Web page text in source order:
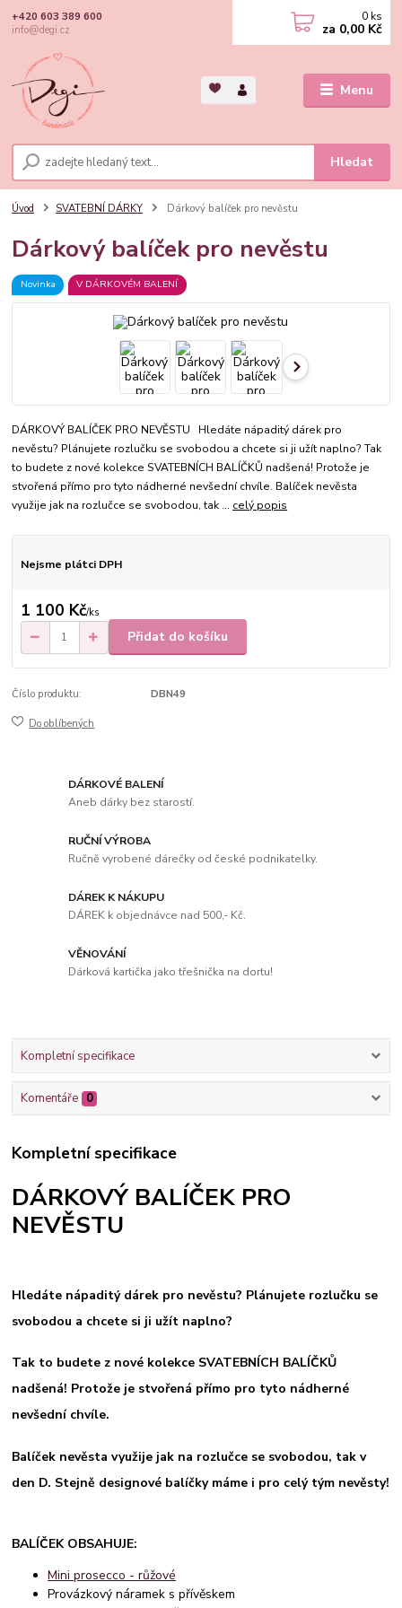
Menu
Hledat
+420 603 389 600
info@degi.cz
0 ks
za 0,00 Kč
Úvod SVATEBNÍ DÁRKY Dárkový balíček pro nevěstu
Dárkový balíček pro nevěstu
Novinka V DÁRKOVÉM BALENÍ
DÁRKOVÝ BALÍČEK PRO NEVĚSTU Hledáte nápaditý dárek pro
nevěstu? Plánujete rozlučku se svobodou a chcete si ji užít naplno? Tak
to budete z nové kolekce SVATEBNÍCH BALÍČKŮ nadšená! Protože je
stvořená přímo pro tyto nádherné nevšední chvíle. Balíček nevěsta
využije jak na rozlučce se svobodou, tak ... celý popis
Nejsme plátci DPH
1 100 Kč/ks
Přidat do košíku
Číslo produktu: DBN49
Do oblíbených
DÁRKOVÉ BALENÍ
Aneb dárky bez starostí.
RUČNÍ VÝROBA
Ručně vyrobené dárečky od české podnikatelky.
DÁREK K NÁKUPU
DÁREK k objednávce nad 500,- Kč.
VĚNOVÁNÍ
Dárková kartička jako třešnička na dortu!
Kompletní specifikace
Komentáře 0
Kompletní specifikace
DÁRKOVÝ BALÍČEK PRO
NEVĚSTU
Hledáte nápaditý dárek pro nevěstu? Plánujete rozlučku se
svobodou a chcete si ji užít naplno?
Tak to budete z nové kolekce SVATEBNÍCH BALÍČKŮ
nadšená! Protože je stvořená přímo pro tyto nádherné
nevšední chvíle.
Balíček nevěsta využije jak na rozlučce se svobodou, tak v
den D. Stejně designové balíčky máme i pro celý tým nevěsty!
BALÍČEK OBSAHUJE:
Mini prosecco - růžové
Provázkový náramek s přívěskem